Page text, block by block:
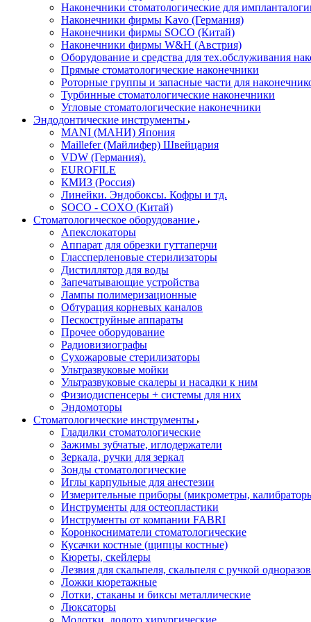
Наконечники стоматологические для
Наконечники фирмы Kavo (Германия)
Наконечники фирмы SOCO (Китай)
Наконечники фирмы W&H (Австрия)
Оборудование и средства для тех.обслуживания
Прямые стоматологические наконечники
Роторные группы и запасные части для
Турбинные стоматологические наконечники
Угловые стоматологические наконечники
Эндодонтические инструменты
MANI (МАНИ) Япония
Maillefer (Майлифер) Швейцария
VDW (Германия).
EUROFILE
КМИЗ (Россия)
Линейки. Эндобоксы. Кофры и тд.
SOCO - COXO (Китай)
Стоматологическое оборудование
Апекслокаторы
Аппарат для обрезки гуттаперчи
Глассперленовые стерилизаторы
Дистиллятор для воды
Запечатывающие устройства
Лампы полимеризационные
Обтурация корневых каналов
Пескоструйные аппараты
Прочее оборудование
Радиовизиографы
Сухожаровые стерилизаторы
Ультразвуковые мойки
Ультразвуковые скалеры и насадки к ним
Физиодиспенсеры + системы для них
Эндомоторы
Стоматологические инструменты
Гладилки стоматологические
Зажимы зубчатые, иглодержатели
Зеркала, ручки для зеркал
Зонды стоматологические
Иглы карпульные для анестезии
Измерительные приборы (микрометры,
Инструменты для остеопластики
Инструменты от компании FABRI
Коронкосниматели стоматологические
Кусачки костные (щипцы костные)
Кюреты, скейлеры
Лезвия для скальпеля, скальпеля с ручкой
Ложки кюретажные
Лотки, стаканы и биксы металлические
Люксаторы